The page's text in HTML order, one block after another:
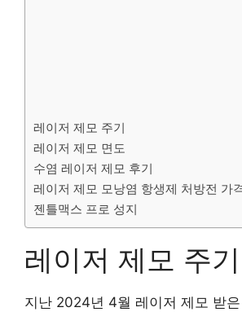
레이저 제모 주기
레이저 제모 면도
수염 레이저 제모 후기
레이저 제모 모낭염 항생제 처방전 가
젠틀맥스 프로 성지
레이저 제모 주기
지난 2024년 4월 레이저 제모 받